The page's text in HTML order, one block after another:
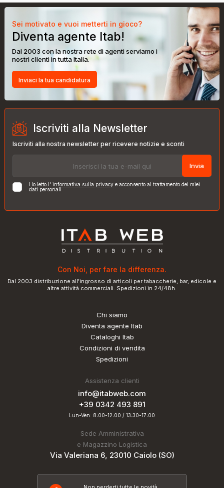
Sei motivato e vuoi metterti in gioco?
Diventa agente Itab!
Dal 2003 con la nostra rete di agenti serviamo i
nostri clienti in tutta Italia.
Inviaci la tua candidatura
Iscriviti alla Newsletter
Iscriviti alla nostra newsletter per ricevere notizie e sconti
Invia
Ho letto l' informativa sulla privacy e acconsento al trattamento dei miei
dati personali
Con Noi, per fare la differenza.
Dal 2003 distribuzione all'ingrosso di articoli per tabaccherie, bar, edicole e
altre attività commerciali. Spedizioni in 24/48h.
Chi siamo
Diventa agente Itab
Cataloghi Itab
Condizioni di vendita
Spedizioni
Assistenza clienti
info@itabweb.com
+39 0342 493 891
Lun-Ven: 8:00-12:00 / 13:30-17:00
Sede Amministrativa
e Magazzino Logistica
Via Valeriana 6, 23010 Caiolo (SO)